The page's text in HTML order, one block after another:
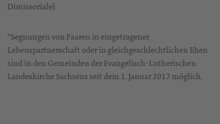
Dimissoriale).
*Segnungen von Paaren in eingetragener
Lebenspartnerschaft oder in gleichgeschlechtlichen Ehen
sind in den Gemeinden der Evangelisch-Lutherischen
Landeskirche Sachsens seit dem 1. Januar 2017 möglich.